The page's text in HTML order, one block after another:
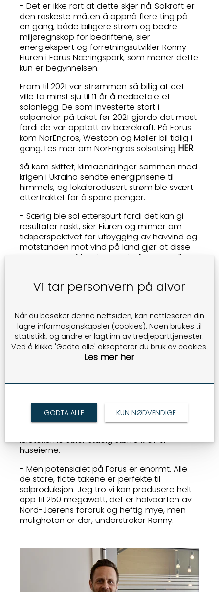
- Det er ikke rart at dette skjer nå. Solkraft er
den raskeste måten å oppnå flere ting på
en gang, både billigere strøm og bedre
miljøregnskap for bedriftene, sier
energiekspert og forretningsutvikler Ronny
Fiuren i Forus Næringspark, som mener dette
kun er begynnelsen.
Fram til 2021 var strømmen så billig at det
ville ta minst sju til 11 år å nedbetale et
solanlegg. De som investerte stort i
solpaneler på taket før 2021 gjorde det mest
fordi de var opptatt av bærekraft. På Forus
kom NorEngros, Westcon og Møller bil tidlig i
gang. Les mer om NorEngros solsatsing HER.
Så kom skiftet; klimaendringer sammen med
krigen i Ukraina sendte energiprisene til
himmels, og lokalprodusert strøm ble svært
ettertraktet for å spare penger.
- Særlig ble sol etterspurt fordi det kan gi
resultater raskt, sier Fiuren og minner om
tidsperspektivet for utbygging av havvind og
motstanden mot vind på land gjør at disse
energitypene ikke gir energi på mange år.
solcellepanelene var blitt vesentlig billigere
og betydelig bedre, var det naturlig for
gav en umiddelbar besparelse. – Når prisen
går kraftig ned og effekten kraftig opp blir
det dobbel effekt, forklarer Ronny og forteller
at flere eiere av næringseiendommer fikk
farten opp da flere leietakere vurderte å
hvor mye og hvor raskt ting har endret seg,
sier Ronny og understreker at
leietakerne stiller stadig større krav til
huseierne.
- Men potensialet på Forus er enormt. Alle
de store, flate takene er perfekte til
solproduksjon. Jeg tro vi kan produsere helt
opp til 250 megawatt, det er halvparten av
Nord-Jærens forbruk og heftig mye, men
muligheten er der, understreker Ronny.
Vi tar personvern på alvor
Når du besøker denne nettsiden, kan nettleseren din
lagre informasjonskapsler (cookies). Noen brukes til
statistikk, og andre er lagt inn av tredjeparttjenester.
Ved å klikke 'Godta alle' aksepterer du bruk av cookies.
Les mer her
GODTA ALLE KUN NØDVENDIGE